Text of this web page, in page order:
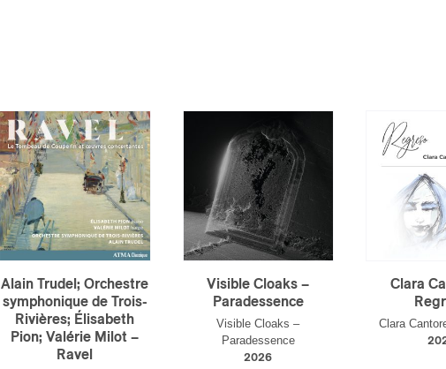
Alain Trudel; Orchestre
symphonique de Trois-
Rivières; Élisabeth
Pion; Valérie Milot –
Ravel
Visible Cloaks –
Paradessence
Visible Cloaks –
Paradessence
2026
Clara
Clara